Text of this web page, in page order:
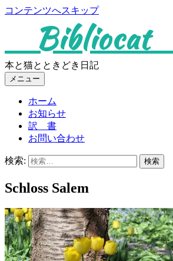
コンテンツへスキップ
Bibliocat
本と猫とときどき日記
メニュー
ホーム
お知らせ
訳 書
お問い合わせ
検索:
Schloss Salem